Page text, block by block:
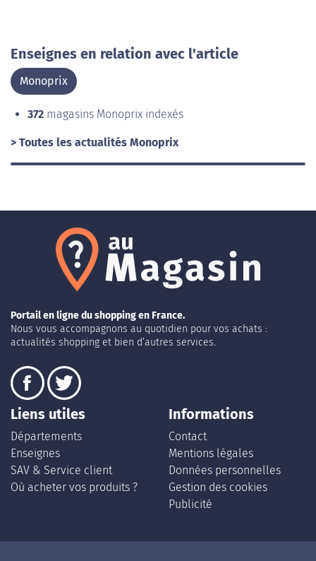
Enseignes en relation avec l'article
Monoprix
372 magasins Monoprix indexés
> Toutes les actualités Monoprix
Portail en ligne du shopping en France.
Nous vous accompagnons au quotidien pour vos achats :
actualités shopping et bien d’autres services.
Liens utiles
Départements
Enseignes
SAV & Service client
Où acheter vos produits ?
Informations
Contact
Mentions légales
Données personnelles
Gestion des cookies
Publicité